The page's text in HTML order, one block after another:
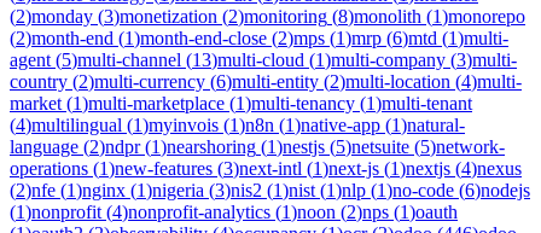
(2)monday (3)monetization (2)monitoring (8)monolith (1)monorepo
(2)month-end (1)month-end-close (2)mps (1)mrp (6)mtd (1)multi-
agent (5)multi-channel (13)multi-cloud (1)multi-company (3)multi-
country (2)multi-currency (6)multi-entity (2)multi-location (4)multi-
market (1)multi-marketplace (1)multi-tenancy (1)multi-tenant
(4)multilingual (1)myinvois (1)n8n (1)native-app (1)natural-
language (2)ndpr(1)nearshoring (1)nestjs (5)netsuite (5)network-
operations (1)new-features (3)next-intl (1)next-js (1)nextjs (4)nexus
(2)nfe (1)nginx (1)nigeria (3)nis2 (1)nist (1)nlp (1)no-code (6)nodejs
(1)nonprofit (4)nonprofit-analytics (1)noon (2)nps (1)oauth